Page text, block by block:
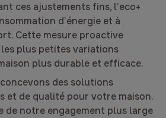
ces ajustements fins, l’eco+
d’énergie et à
Cette mesure proactive
plus petites variations
plus durable et efficace.
des solutions
et de qualité pour votre maison.
de notre engagement plus large